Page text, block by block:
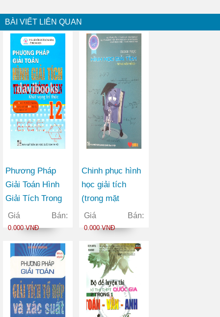
BÀI VIẾT LIÊN QUAN
Phương Pháp
Giải Toán Hình
Giải Tích Trong
Không Gian Lớp
12
Giá Bán:
0.000 VNĐ
Chinh phục hình
học giải tích
(trong mặt
phẳng)
Giá Bán:
0.000 VNĐ